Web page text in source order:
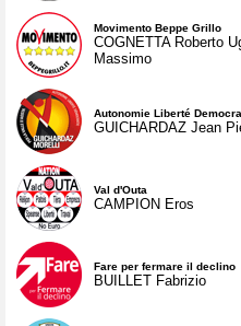
Movimento Beppe Grillo
COGNETTA Roberto
Massimo
Autonomie Liberté
GUICHARDAZ Jean
Val d'Outa
CAMPION Eros
Fare per fermare il declino
BUILLET Fabrizio